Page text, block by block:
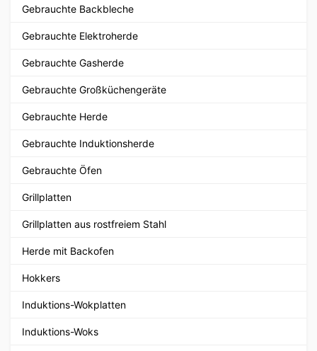
Gebrauchte Backbleche
Gebrauchte Elektroherde
Gebrauchte Gasherde
Gebrauchte Großküchengeräte
Gebrauchte Herde
Gebrauchte Induktionsherde
Gebrauchte Öfen
Grillplatten
Grillplatten aus rostfreiem Stahl
Herde mit Backofen
Hokkers
Induktions-Wokplatten
Induktions-Woks